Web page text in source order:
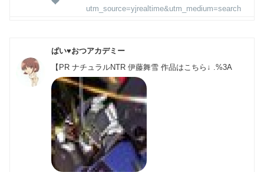
utm_source=yjrealtime&utm_medium=search
ぱい♥おつアカデミー
【PR ナチュラルNTR 伊藤舞雪 作品はこちら↓ .%3A